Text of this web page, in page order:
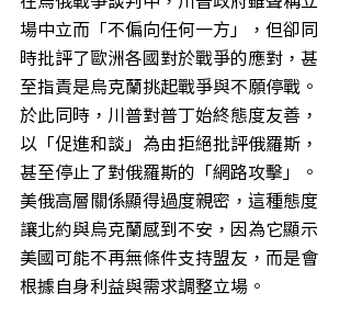
場中立而「不偏向任何一方」，但卻同
時批評了歐洲各國對於戰爭的應對，甚
至指責是烏克蘭挑起戰爭與不願停戰。
於此同時，川普對普丁始終態度友善，
以「促進和談」為由拒絕批評俄羅斯，
甚至停止了對俄羅斯的「網路攻擊」。
美俄高層關係顯得過度親密，這種態度
讓北約與烏克蘭感到不安，因為它顯示
美國可能不再無條件支持盟友，而是會
根據自身利益與需求調整立場。